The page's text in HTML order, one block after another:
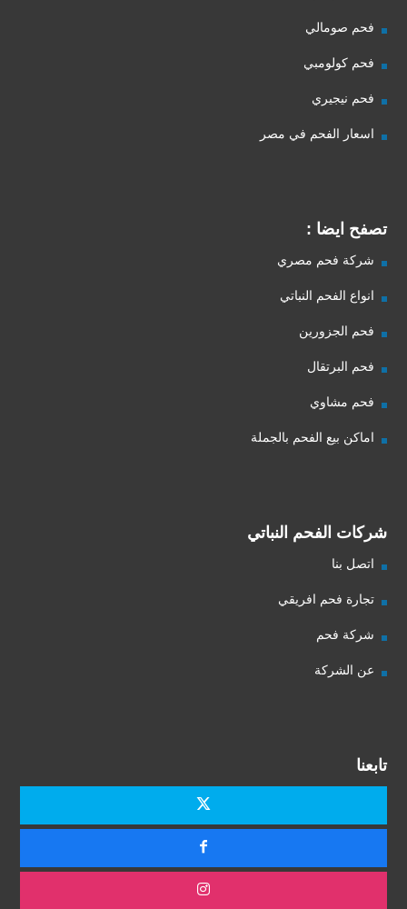
فحم صومالي
فحم كولومبي
فحم نيجيري
اسعار الفحم في مصر
تصفح ايضا :
شركة فحم مصري
انواع الفحم النباتي
فحم الجزورين
فحم البرتقال
فحم مشاوي
اماكن بيع الفحم بالجملة
شركات الفحم النباتي
اتصل بنا
تجارة فحم افريقي
شركة فحم
عن الشركة
تابعنا